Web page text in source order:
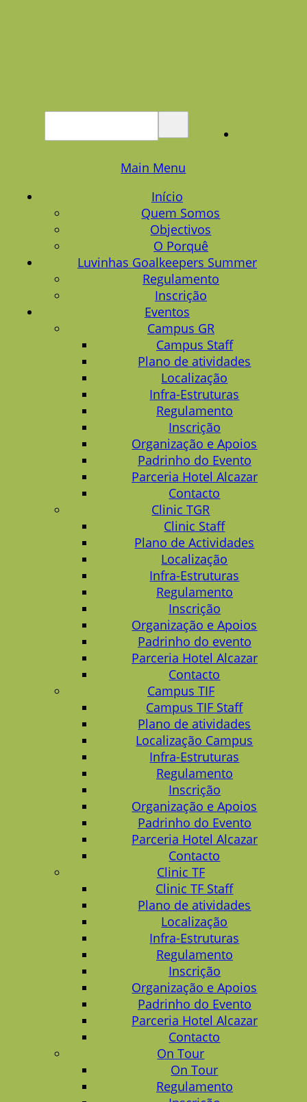
Main Menu
Início
Quem Somos
Objectivos
O Porquê
Luvinhas Goalkeepers Summer
Regulamento
Inscrição
Eventos
Campus GR
Campus Staff
Plano de atividades
Localização
Infra-Estruturas
Regulamento
Inscrição
Organização e Apoios
Padrinho do Evento
Parceria Hotel Alcazar
Contacto
Clinic TGR
Clinic Staff
Plano de Actividades
Localização
Infra-Estruturas
Regulamento
Inscrição
Organização e Apoios
Padrinho do evento
Parceria Hotel Alcazar
Contacto
Campus TIF
Campus TIF Staff
Plano de atividades
Localização Campus
Infra-Estruturas
Regulamento
Inscrição
Organização e Apoios
Padrinho do Evento
Parceria Hotel Alcazar
Contacto
Clinic TF
Clinic TF Staff
Plano de atividades
Localização
Infra-Estruturas
Regulamento
Inscrição
Organização e Apoios
Padrinho do Evento
Parceria Hotel Alcazar
Contacto
On Tour
On Tour
Regulamento